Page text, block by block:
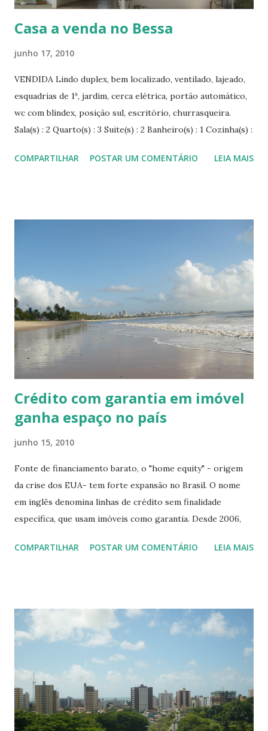
im...
Casa a venda no Bessa
junho 17, 2010
VENDIDA Lindo duplex, bem localizado, ventilado, lajeado,
esquadrias de 1ª, jardim, cerca elétrica, portão automático,
wc com blindex, posição sul, escritório, churrasqueira.
Sala(s) : 2 Quarto(s) : 3 Suite(s) : 2 Banheiro(s) : 1 Cozinha(s) :
Serviço : Sim Lavabo : Sim Closet : Sim Varanda : Sim
COMPARTILHAR POSTAR UM COMENTÁRIO LEIA MAIS
Crédito com garantia em imóvel
ganha espaço no país
junho 15, 2010
Fonte de financiamento barato, o "home equity" - origem
da crise dos EUA- tem forte expansão no Brasil. O nome
em inglês denomina linhas de crédito sem finalidade
específica, que usam imóveis como garantia. Desde 2006,
instituições oferecem o produto. Dos grandes bancos,
Brazilian Mortgages, especializada em financiamento
imobiliário, oferece o "Crédito Fácil" desde 2007. Nele, o
cliente pode pegar emprestado até 50% do valor do
imóvel, desde que o empréstimo não ultrapasse R$ 500 mil.
As taxas são de 1% ao mês mais variação do IGP-M. O
volume de crédito liberado cresceu 576% de janeiro a maio,
em comparação com o mesmo período de 2009. Segundo
COMPARTILHAR POSTAR UM COMENTÁRIO LEIA MAIS